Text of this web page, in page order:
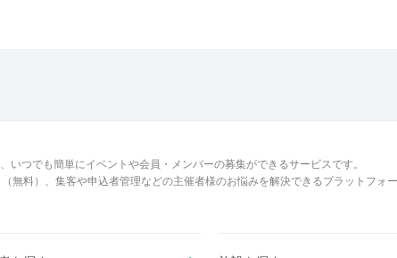
いつでも簡単にイベントや会員・メンバーの募集ができるサービスです。
無料）、集客や申込者管理などの主催者様のお悩みを解決できるプラットフォー